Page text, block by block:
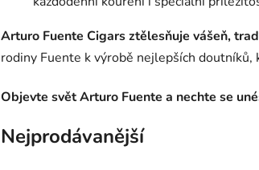
Arturo Fuente Cigars ztělesňuje vášeň,
rodiny Fuente k výrobě nejlepších
Objevte svět Arturo Fuente a nechte se
Nejprodávanější